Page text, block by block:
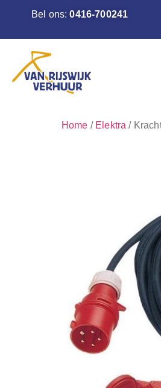
Bel ons:0416-700241
Home / Elektra /